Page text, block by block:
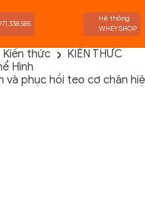
Hệ thống
WHEYSHOP
Kiến thức
KIẾN THỨC
Hình
và phục hồi teo cơ chân